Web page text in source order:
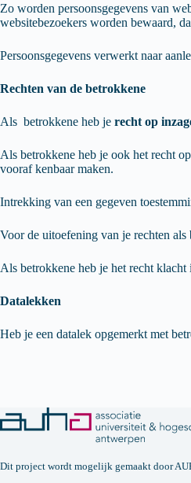
Zo worden persoonsgegevens van
websitebezoekers worden bewaard,
Persoonsgegevens verwerkt naar
Rechten van de betrokkene
Als betrokkene heb je recht op
Als betrokkene heb je ook het recht
vooraf kenbaar maken.
Intrekking van een gegeven
Voor de uitoefening van je rechten
Als betrokkene heb je het recht
Datalekken
Heb je een datalek opgemerkt met
Dit project wordt mogelijk gemaakt door